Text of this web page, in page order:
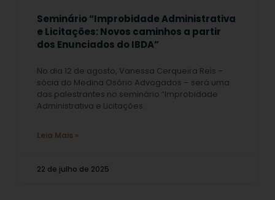
Seminário “Improbidade Administrativa
e Licitações: Novos caminhos a partir
dos Enunciados do IBDA”
No dia 12 de agosto, Vanessa Cerqueira Reis –
sócia do Medina Osório Advogados – será uma
das palestrantes no seminário “Improbidade
Administrativa e Licitações:
Leia Mais »
22 de julho de 2025